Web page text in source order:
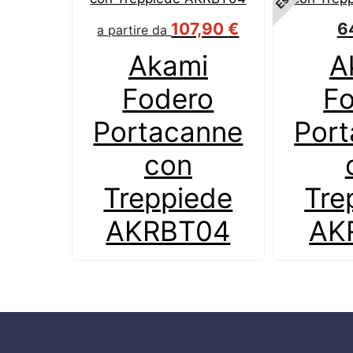
Akami
Fodero
Portacanne
con
Treppiede
AKRBT04
a partire da 107,90€